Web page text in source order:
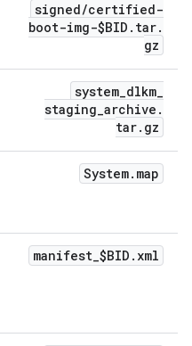
signed/certified-
boot-img-$BID . tar.
gz
system_dlkm_
staging_archive .
tar. gz
System. map
manifest_$BID . xml